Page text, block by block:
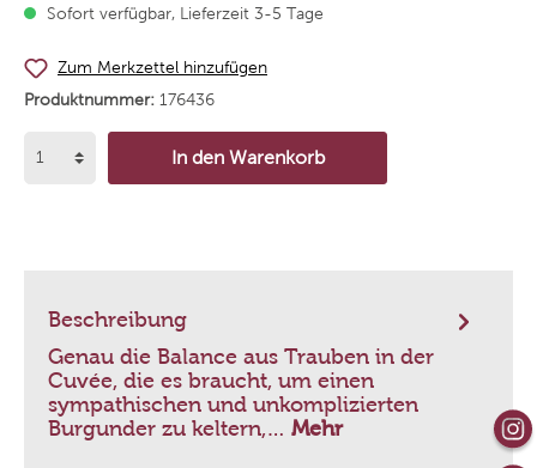
Sofort verfügbar, Lieferzeit 3-5 Tage
Zum Merkzettel hinzufügen
Produktnummer: 176436
In den Warenkorb
Beschreibung
Genau die Balance aus Trauben in der
Cuvée, die es braucht, um einen
sympathischen und unkomplizierten
Burgunder zu keltern,… Mehr